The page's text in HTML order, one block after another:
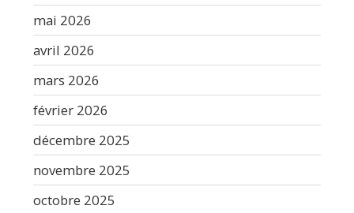
mai 2026
avril 2026
mars 2026
février 2026
décembre 2025
novembre 2025
octobre 2025